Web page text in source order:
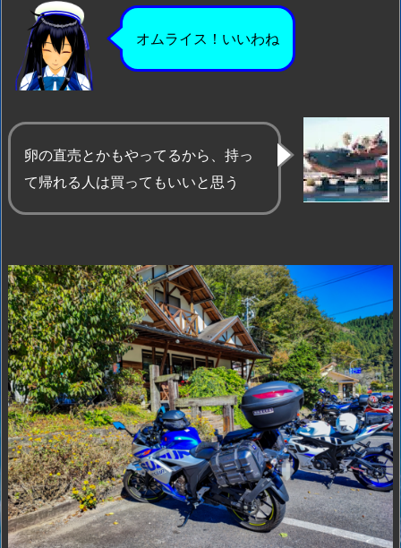
オムライス！いいわね
卵の直売とかもやってるから、持っ
て帰れる人は買ってもいいと思う